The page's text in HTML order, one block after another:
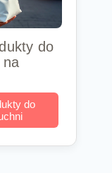
do
na
do